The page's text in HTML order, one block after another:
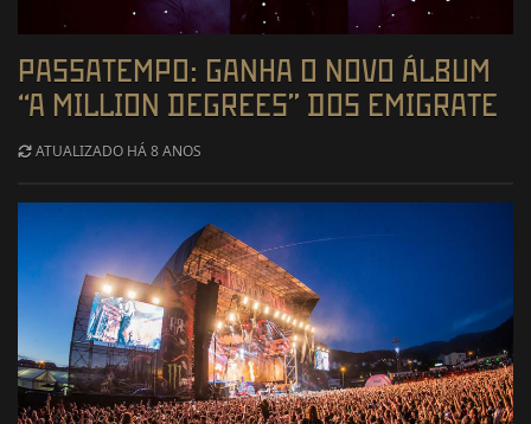
PASSATEMPO: GANHA O NOVO ÁLBUM
“A MILLION DEGREES” DOS EMIGRATE
ATUALIZADO HÁ 8 ANOS